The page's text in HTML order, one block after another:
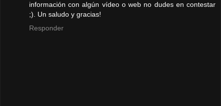
información con algún vídeo o web no dudes en contestar
;). Un saludo y gracias!
Responder